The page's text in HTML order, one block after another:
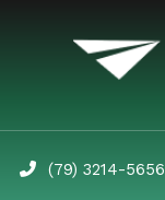
(79) 3214-5656